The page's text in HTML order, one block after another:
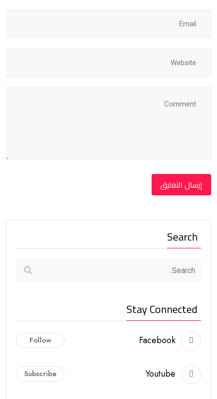
Search
Stay Connected
Facebook
Follow
Youtube
Subscribe